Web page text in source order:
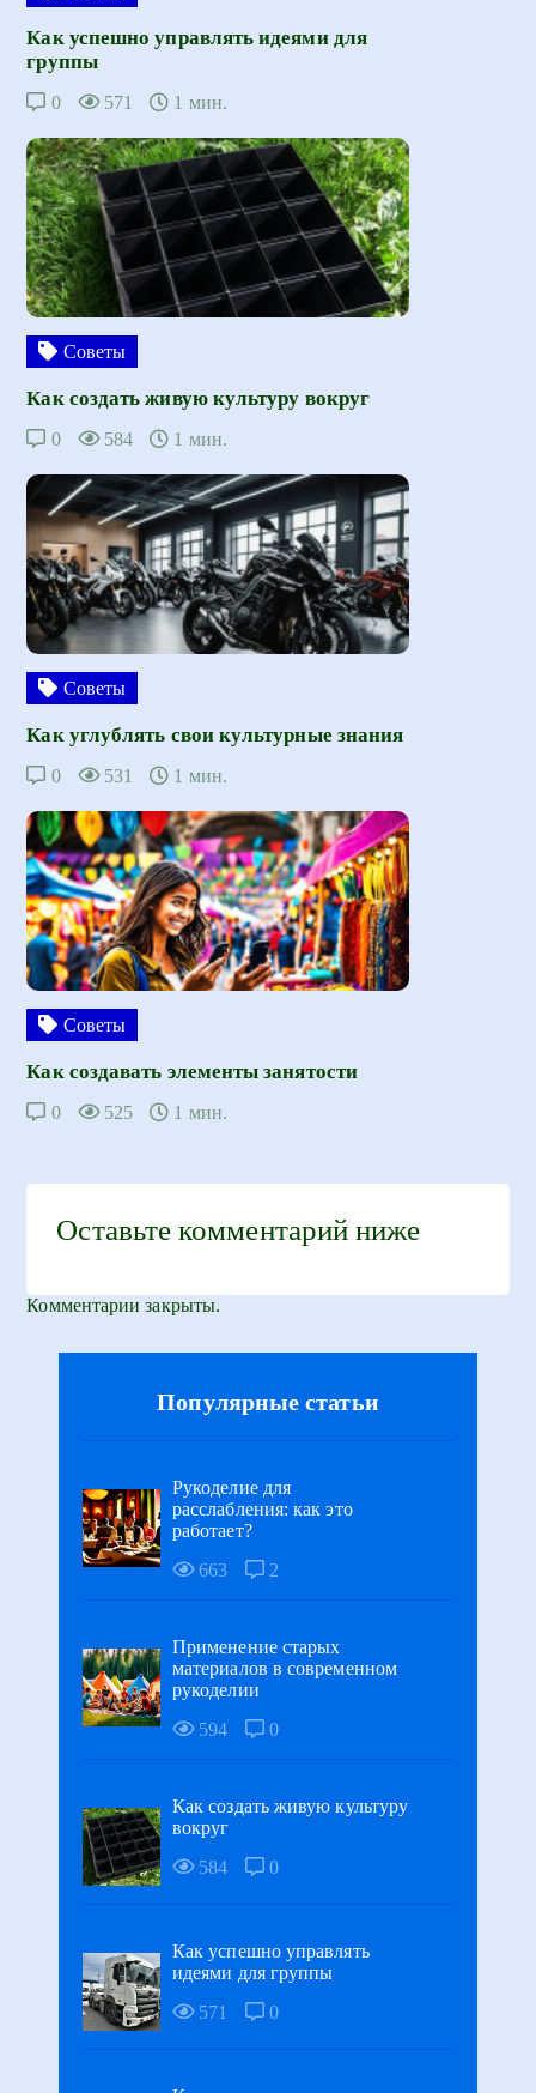
Как успешно управлять идеями для
группы
0 571 1 мин.
Советы
Как создать живую культуру вокруг
0 584 1 мин.
Советы
Как углублять свои культурные знания
0 531 1 мин.
Советы
Как создавать элементы занятости
0 525 1 мин.
Оставьте комментарий ниже
Комментарии закрыты.
Популярные статьи
Рукоделие для
расслабления: как это
работает?
663
2
Применение старых
материалов в современном
рукоделии
594
0
Как создать живую культуру
вокруг
584
0
Как успешно управлять
идеями для группы
571
0